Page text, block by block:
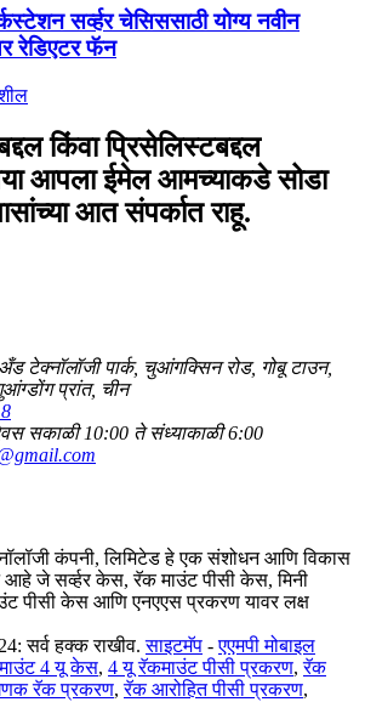
सर्व्हर चेसिससाठी योग्य नवीन
रेडिएटर फॅन
किंवा प्रिसेलिस्टबद्दल
आपला ईमेल आमच्याकडे सोडा
आत संपर्कात राहू.
टेक्नॉलॉजी पार्क, चुआंगक्सिन रोड, गोबू टाउन,
प्रांत, चीन
सकाळी 10:00 ते संध्याकाळी 6:00
कंपनी, लिमिटेड हे एक संशोधन आणि विकास
आहे जे सर्व्हर केस, रॅक माउंट पीसी केस, मिनी
पीसी केस आणि एनएएस प्रकरण यावर लक्ष
सर्व हक्क राखीव. साइटमॅप -एएमपी मोबाइल
4 यू केस, 4 यू रॅकमाउंट पीसी प्रकरण,रॅक
रॅक प्रकरण,रॅक आरोहित पीसी प्रकरण,